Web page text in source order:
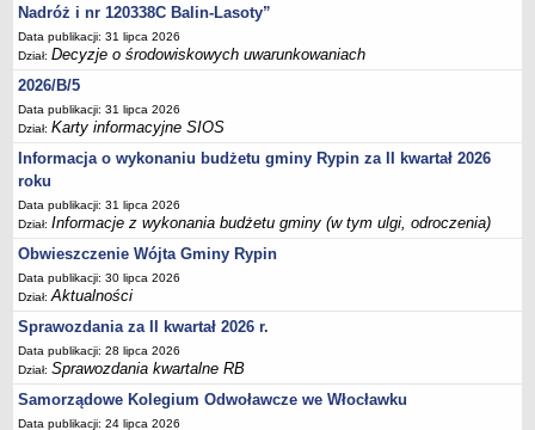
Uchwały
Projekty uchwał
Protokoły
Imienne wykazy głosowań radnych
Postać dokumentów
Akty Prawne, Dzienniki Ustaw, Monitory Polskie
Prawo miejscowe
Zarządzenia
Studium uwarunkowań i kierunków zagospodarowania
przestrzennego
Dane przestrzenne - MPZP
Stałe obwody głosowania, numery, granice oraz siedziby
obwodowych komisji wyborczych, opis granic okręgów wyborczych
Plan ogólny gminy Rypin
Nadróż i nr 120338C Balin-Lasoty”
Data publikacji: 31 lipca 2026
Dział:Decyzje o środowiskowych uwarunkowaniach
2026/B/5
Data publikacji: 31 lipca 2026
Dział:Karty informacyjne SIOS
Informacja o wykonaniu budżetu gminy Rypin za II kwartał 2026
roku
Data publikacji: 31 lipca 2026
Dział:Informacje z wykonania budżetu gminy (w tym ulgi, odroczenia)
Obwieszczenie Wójta Gminy Rypin
Data publikacji: 30 lipca 2026
Dział:Aktualności
Sprawozdania za II kwartał 2026 r.
Data publikacji: 28 lipca 2026
Dział:Sprawozdania kwartalne RB
Samorządowe Kolegium Odwoławcze we Włocławku
Data publikacji: 24 lipca 2026